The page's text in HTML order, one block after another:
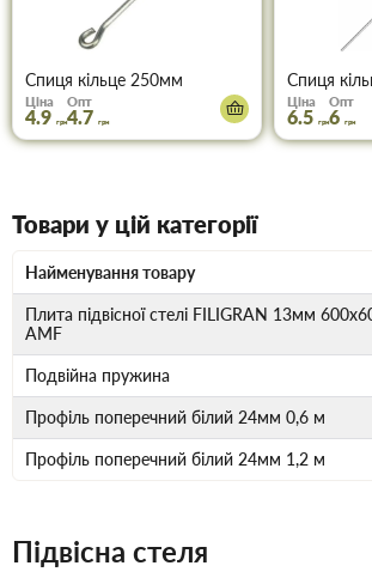
Спиця кільце 250мм
Ціна
4.9 грн
Опт
4.7 грн
Спиця
Ціна
6.5 грн
Опт
6 грн
Товари у цій категорії
Найменування товару
Плита підвісної стелі FILIGRAN 13мм
AMF
Подвійна пружина
Профiль поперечний бiлий 24мм 0,6 м
Профiль поперечний бiлий 24мм 1,2 м
Підвісна стеля